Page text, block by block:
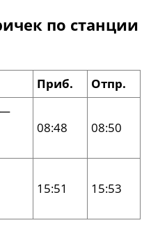
по станции
Приб. Отпр.
—
08:48 08:50
15:51 15:53